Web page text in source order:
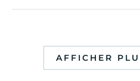
AFFICHER